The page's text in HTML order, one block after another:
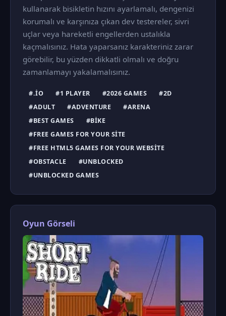
kullanarak bisikletin hızını ayarlamalı, dengenizi
korumalı ve karşınıza çıkan dev testereler, sivri
uçlar veya hareketli engellerden ustalıkla
kaçmalısınız. Hata yaparsanız karakteriniz zarar
görebilir, bu yüzden dikkatli olmalı ve doğru
zamanlamayı yakalamalısınız.
#.IO #1 PLAYER #2026 GAMES
#2D
#ADULT
#ADVENTURE
#ARENA
#BEST GAMES
#BIKE
#FREE GAMES FOR YOUR SITE
#FREE HTML5 GAMES FOR YOUR WEBSITE
#OBSTACLE
#UNBLOCKED
#UNBLOCKED GAMES
Oyun Görseli